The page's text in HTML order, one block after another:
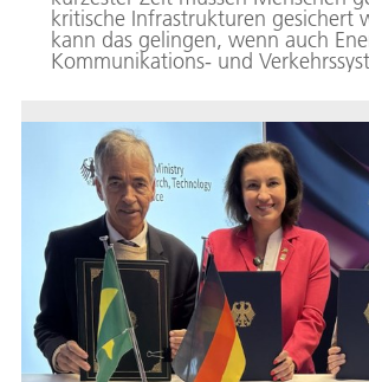
kritische Infrastrukturen gesichert
kann das gelingen, wenn auch
Kommunikations- und
Lageinformationen bereit? 16
haben jetzt gezeigt, wie neue
Prozesse im Katastrophenschutz
verbessern können.